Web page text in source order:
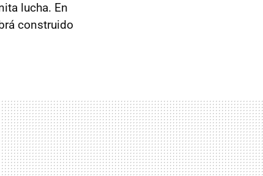
lucha. En
construido